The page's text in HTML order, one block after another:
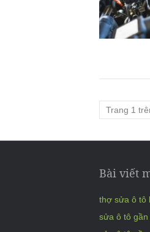
Trang 1
Bài viết
thợ sửa ô tô
sửa ô tô gần